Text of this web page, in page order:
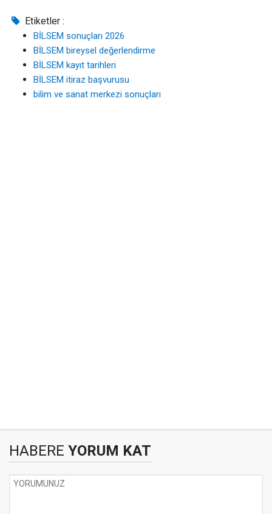
Etiketler :
BİLSEM sonuçları 2026
BİLSEM bireysel değerlendirme
BİLSEM kayıt tarihleri
BİLSEM itiraz başvurusu
bilim ve sanat merkezi sonuçları
HABERE YORUM KAT